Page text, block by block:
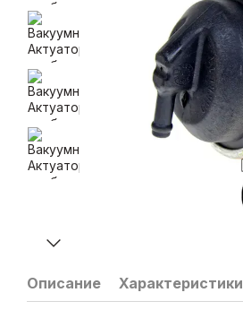
Описание Характеристики